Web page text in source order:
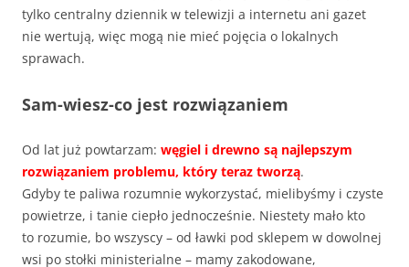
tylko centralny dziennik w telewizji a internetu ani gazet
nie wertują, więc mogą nie mieć pojęcia o lokalnych
sprawach.
Sam-wiesz-co jest rozwiązaniem
Od lat już powtarzam: węgiel i drewno są najlepszym
rozwiązaniem problemu, który teraz tworzą.
Gdyby te paliwa rozumnie wykorzystać, mielibyśmy i czyste
powietrze, i tanie ciepło jednocześnie. Niestety mało kto
to rozumie, bo wszyscy – od ławki pod sklepem w dowolnej
wsi po stołki ministerialne – mamy zakodowane,